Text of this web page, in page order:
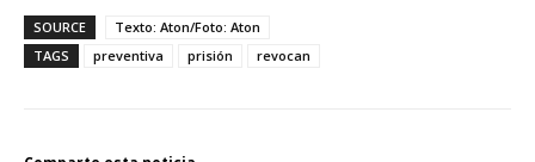
SOURCE
Texto: Aton/Foto: Aton
TAGS
preventiva prisión revocan